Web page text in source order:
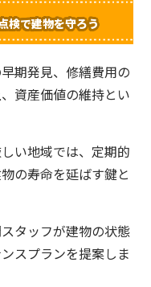
検で建物を守ろう
期発見、修繕費用の
資産価値の維持とい
い地域では、定期的
の寿命を延ばす鍵と
タッフが建物の状態
スプランを提案しま